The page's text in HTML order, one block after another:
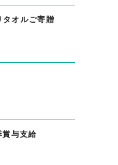
タオルご寄贈
与支給